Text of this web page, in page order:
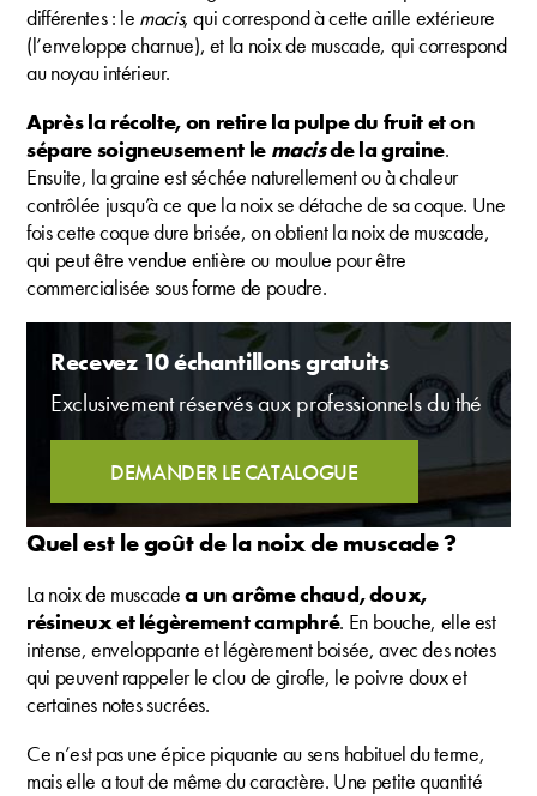
différentes : le macis, qui correspond à cette arille extérieure
(l’enveloppe charnue), et la noix de muscade, qui correspond
au noyau intérieur.
Après la récolte, on retire la pulpe du fruit et on
sépare soigneusement le macisde la graine.
Ensuite, la graine est séchée naturellement ou à chaleur
contrôlée jusqu’à ce que la noix se détache de sa coque. Une
fois cette coque dure brisée, on obtient la noix de muscade,
qui peut être vendue entière ou moulue pour être
commercialisée sous forme de poudre.
Recevez 10 échantillons gratuits
Exclusivement réservés aux professionnels du thé
DEMANDER LE CATALOGUE
Quel est le goût de la noix de muscade ?
La noix de muscadea un arôme chaud, doux,
résineux et légèrement camphré. En bouche, elle est
intense, enveloppante et légèrement boisée, avec des notes
qui peuvent rappeler le clou de girofle, le poivre doux et
certaines notes sucrées.
Ce n’est pas une épice piquante au sens habituel du terme,
mais elle a tout de même du caractère. Une petite quantité